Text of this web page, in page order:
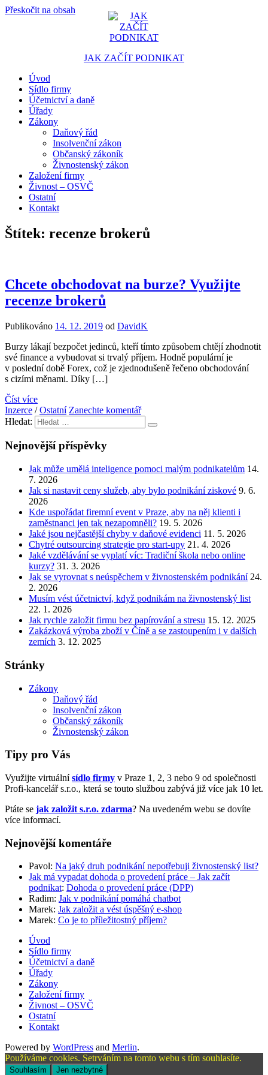
Přeskočit na obsah
JAK ZAČÍT PODNIKAT
Portál pro podnikatele
Úvod
Sídlo firmy
Účetnictví a daně
Úřady
Zákony
Daňový řád
Insolvenční zákon
Občanský zákoník
Živnostenský zákon
Založení firmy
Živnost – OSVČ
Ostatní
Kontakt
Štítek: recenze brokerů
Chcete obchodovat na burze? Využijte
recenze brokerů
Publikováno 14. 12. 2019 od DavidK
Burzy lákají bezpočet jedinců, kteří tímto způsobem chtějí zhodnotit
své finance a vybudovat si trvalý příjem. Hodně populární je
v poslední době Forex, což je zjednodušeně řečeno obchodování
s cizími měnami. Díky […]
Číst více
Inzerce /Ostatní Zanechte komentář
Hledat:
Nejnovější příspěvky
Jak může umělá inteligence pomoci malým podnikatelům 14.
7. 2026
Jak si nastavit ceny služeb, aby bylo podnikání ziskové 9. 6.
2026
Kde uspořádat firemní event v Praze, aby na něj klienti i
zaměstnanci jen tak nezapomněli? 19. 5. 2026
Jaké jsou nejčastější chyby v daňové evidenci 11. 5. 2026
Chytré outsourcing strategie pro start-upy 21. 4. 2026
Jaké vzdělávání se vyplatí víc: Tradiční škola nebo online
kurzy? 31. 3. 2026
Jak se vyrovnat s neúspěchem v živnostenském podnikání 24.
2. 2026
Musím vést účetnictví, když podnikám na živnostenský list
22. 1. 2026
Jak rychle založit firmu bez papírování a stresu 15. 12. 2025
Zakázková výroba zboží v Číně a se zastoupením i v dalších
zemích 3. 12. 2025
Stránky
Zákony
Daňový řád
Insolvenční zákon
Občanský zákoník
Živnostenský zákon
Tipy pro Vás
Využijte virtuálnísídlo firmy v Praze 1, 2, 3 nebo 9 od společnosti
Profi-kancelář s.r.o., která se touto službou zabývá již více jak 10 let.
Ptáte se jak založit s.r.o. zdarma? Na uvedeném webu se dovíte
více informací.
Nejnovější komentáře
Pavol: Na jaký druh podnikání nepotřebuji živnostenský list?
Jak má vypadat dohoda o provedení práce – Jak začít
podnikat: Dohoda o provedení práce (DPP)
Radim: Jak v podnikání pomáhá chatbot
Marek: Jak založit a vést úspěšný e-shop
Marek: Co je to příležitostný příjem?
Úvod
Sídlo firmy
Účetnictví a daně
Úřady
Zákony
Založení firmy
Živnost – OSVČ
Ostatní
Kontakt
Powered by WordPress and Merlin.
Používáme cookies. Setrváním na tomto webu s tím souhlasíte.
Souhlasím Jen nezbytné